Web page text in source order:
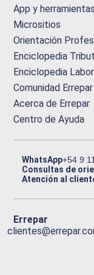
App y herramientas
Micrositios
Orientación
Enciclopedia
Enciclopedia
Comunidad Errepar
Acerca de Errepar
Centro de Ayuda
WhatsApp+54 9
Consultas de
Atención al
Errepar